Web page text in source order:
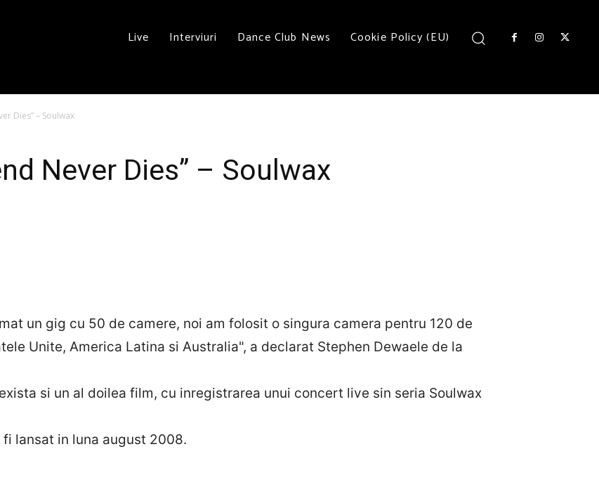
Live Interviuri Dance Club News Cookie Policy (EU)
Dies” – Soulwax
Never Dies” – Soulwax
un gig cu 50 de camere, noi am folosit o singura camera pentru 120 de
Unite, America Latina si Australia", a declarat Stephen Dewaele de la
si un al doilea film, cu inregistrarea unui concert live sin seria Soulwax
lansat in luna august 2008.